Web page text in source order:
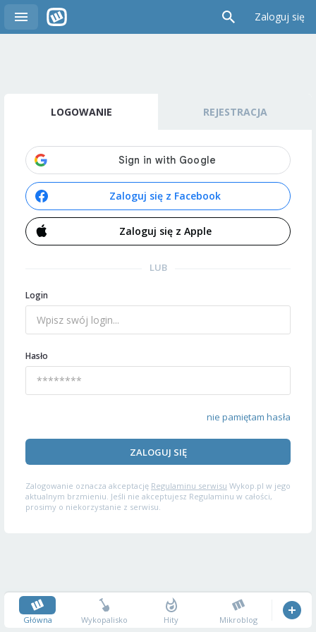
Zaloguj się
LOGOWANIE REJESTRACJA
Zaloguj się z Facebook
Zaloguj się z Apple
LUB
Login
Hasło
nie pamiętam hasła
ZALOGUJ SIĘ
Zalogowanie oznacza akceptację Regulaminu serwisu Wykop.pl w jego
aktualnym brzmieniu. Jeśli nie akceptujesz Regulaminu w całości,
prosimy o niekorzystanie z serwisu.
Główna Wykopalisko Hity Mikroblog